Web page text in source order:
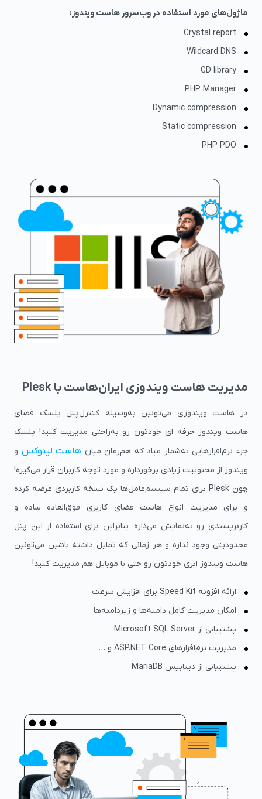
ماژول‌های مورد استفاده در وب‌سرور هاست ویندوز:
Crystal report
Wildcard DNS
GD library
PHP Manager
Dynamic compression
Static compression
PHP PDO
مدیریت هاست ویندوزی ایران‌هاست با Plesk
در هاست ویندوزی می‌تونین به‌وسیله کنترل‌پنل پلسک فضای
هاست ویندوز حرفه ای خودتون رو به‌راحتی مدیریت کنید! پلسک
جزء نرم‌افزارهایی به‌شمار میاد که هم‌زمان میان هاست لینوکس و
ویندوز از محبوبیت زیادی برخورداره و مورد توجه کاربران قرار می‌گیره!
چون Plesk برای تمام سیستم‌عامل‌ها یک نسخه کاربردی عرضه کرده
و برای مدیریت انواع هاست فضای کاربری فوق‌العاده ساده و
کاربرپسندی رو به‌نمایش می‌ذاره؛ بنابراین برای استفاده از این پنل
محدودیتی وجود نداره و هر زمانی که تمایل داشته باشین می‌تونین
هاست ویندوز ابری خودتون رو حتی با موبایل‌ هم مدیریت کنید!
ارائه افزونه Speed Kit برای افزایش سرعت
امکان مدیریت کامل دامنه‌ها و زیردامنه‌ها
پشتیبانی از Microsoft SQL Server
مدیریت نرم‌افزارهای ASP.NET Core و …
پشتیبانی از دیتابیس MariaDB